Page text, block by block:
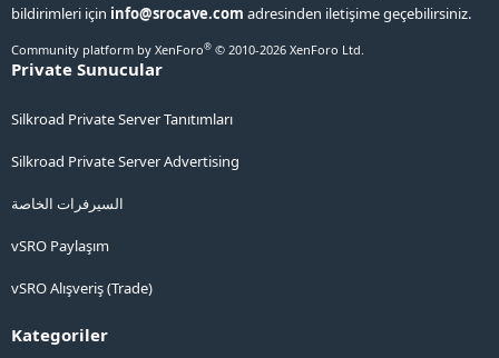
bildirimleri için info@srocave.com adresinden iletişime geçebilirsiniz.
Community platform by XenForo® © 2010-2026 XenForo Ltd.
Private Sunucular
Silkroad Private Server Tanıtımları
Silkroad Private Server Advertising
السيرفرات الخاصة
vSRO Paylaşım
vSRO Alışveriş (Trade)
Kategoriler